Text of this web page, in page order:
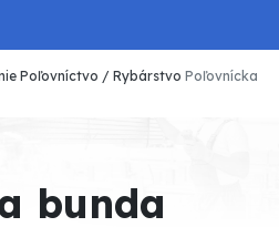
Poľovníctvo / Rybárstvo Poľovnícka
bunda